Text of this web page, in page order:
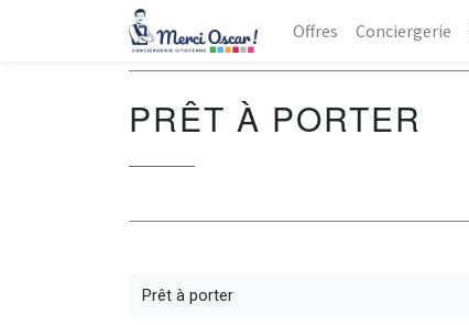
Offres Conciergerie
PRÊT À PORTER
Prêt à porter